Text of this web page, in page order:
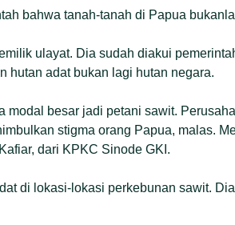
bahwa tanah-tanah di Papua
ulayat. Dia sudah diakui
hutan adat bukan lagi hutan negara.
modal besar jadi petani sawit.
stigma orang Papua, malas.
dari KPKC Sinode GKI.
di lokasi-lokasi perkebunan sawit.